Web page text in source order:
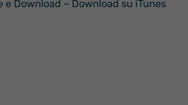
e Download – Download su iTunes